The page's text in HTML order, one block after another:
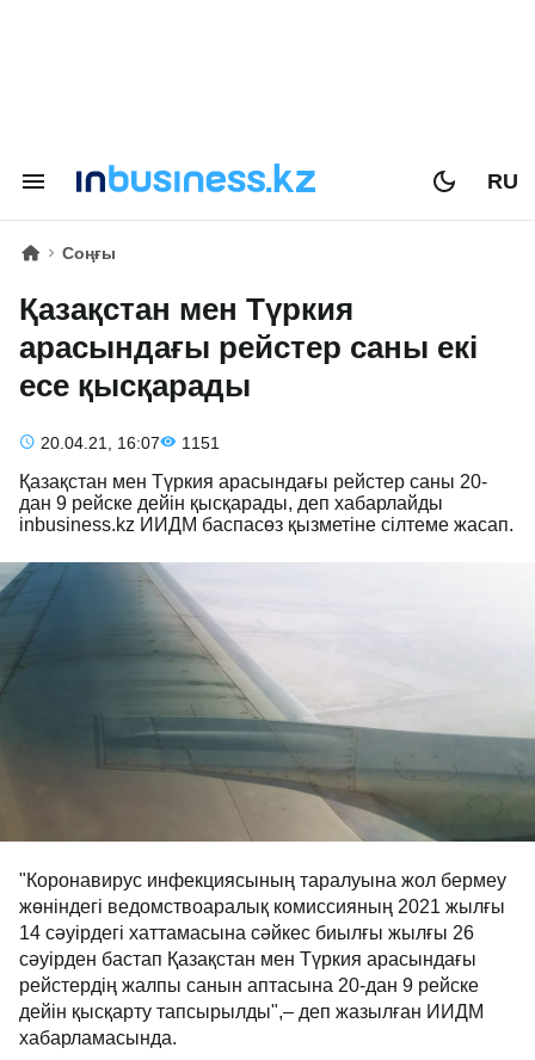
RU
Соңғы
Қазақстан мен Түркия
арасындағы рейстер саны екі
есе қысқарады
20.04.21, 16:07 1151
Қазақстан мен Түркия арасындағы рейстер саны 20-
дан 9 рейске дейін қысқарады, деп хабарлайды
inbusiness.kz ИИДМ баспасөз қызметіне сілтеме жасап.
"Коронавирус инфекциясының таралуына жол бермеу
жөніндегі ведомствоаралық комиссияның 2021 жылғы
14 сәуірдегі хаттамасына сәйкес биылғы жылғы 26
сәуірден бастап Қазақстан мен Түркия арасындағы
рейстердің жалпы санын аптасына 20-дан 9 рейске
дейін қысқарту тапсырылды",– деп жазылған ИИДМ
хабарламасында.